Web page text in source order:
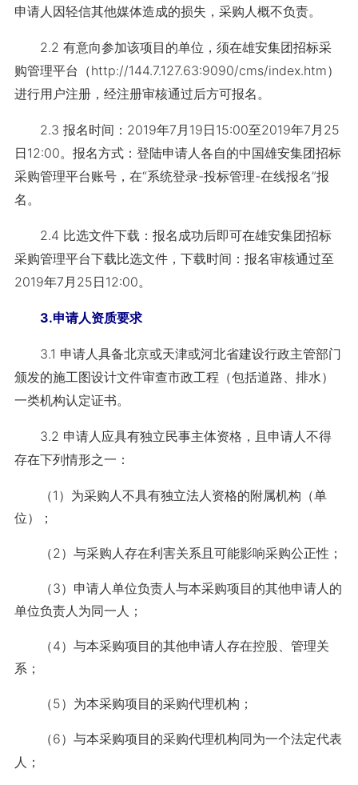
申请人因轻信其他媒体造成的损失，采购人概不负责。
2.2 有意向参加该项目的单位，须在雄安集团招标采
购管理平台 （http://144.7.127.63:9090/cms/index.htm）
进行用户注册，经注册审核通过后方可报名。
2.3 报名时间：2019年7月19日15:00至2019年7月25
日12:00。报名方式： 登陆申请人各自的中国雄安集团招标
采购管理平台账号，在“系统登录-投标管理-在线报名”报
名。
2.4 比选文件下载：报名成功后即可在雄安集团招标
采购管理平台下载比选文件， 下载时间：报名审核通过至
2019年7月25日12:00。
3.申请人资质要求
3.1 申请人具备北京或天津或河北省建设行政主管部门
颁发的施工图设计文件审查市政工程（包括道路、排水）
一类机构认定证书。
3.2 申请人应具有独立民事主体资格，且申请人不得
存在下列情形之一：
（1）为采购人不具有独立法人资格的附属机构（单
位）；
（2）与采购人存在利害关系且可能影响采购公正性；
（3）申请人单位负责人与本采购项目的其他申请人的
单位负责人为同一人；
（4）与本采购项目的其他申请人存在控股、管理关
系；
（5）为本采购项目的采购代理机构；
（6）与本采购项目的采购代理机构同为一个法定代表
人；